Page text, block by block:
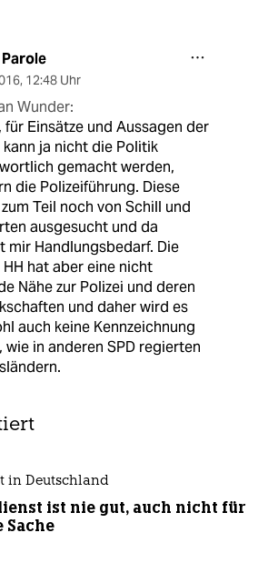
, 12:48 Uhr
Wunder:
für Einsätze und Aussagen der
kann ja nicht die Politik
gemacht werden,
die Polizeiführung. Diese
Teil noch von Schill und
ausgesucht und da
mir Handlungsbedarf. Die
HH hat aber eine nicht
Nähe zur Polizei und deren
und daher wird es
auch keine Kennzeichnung
wie in anderen SPD regierten
in Deutschland
ist nie gut, auch nicht für
Sache